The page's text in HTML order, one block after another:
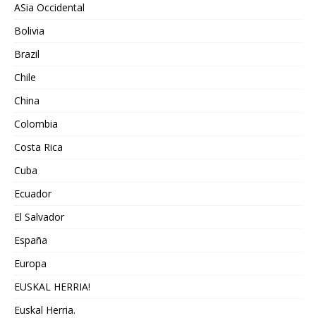
ASia Occidental
Bolivia
Brazil
Chile
China
Colombia
Costa Rica
Cuba
Ecuador
El Salvador
España
Europa
EUSKAL HERRIA!
Euskal Herria.